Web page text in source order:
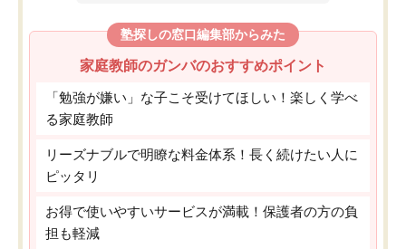
塾探しの窓口編集部からみた
家庭教師のガンバのおすすめポイント
「勉強が嫌い」な子こそ受けてほしい！楽しく学べ
る家庭教師
リーズナブルで明瞭な料金体系！長く続けたい人に
ピッタリ
お得で使いやすいサービスが満載！保護者の方の負
担も軽減